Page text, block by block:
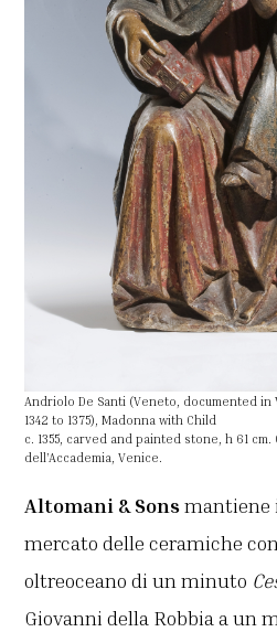
Andriolo De Santi (Veneto, documented in
1342 to 1375), Madonna with Child
c. 1355, carved and painted stone, h 61
dell’Accademia, Venice.
Altomani & Sonsmantiene
mercato delle ceramiche
oltreoceano di un minuto
Giovanni della Robbia a un